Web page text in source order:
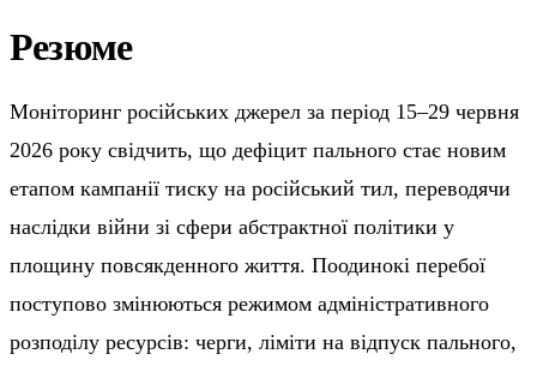
Резюме
Моніторинг російських джерел за період 15–29 червня
2026 року свідчить, що дефіцит пального стає новим
етапом кампанії тиску на російський тил, переводячи
наслідки війни зі сфери абстрактної політики у
площину повсякденного життя. Поодинокі перебої
поступово змінюються режимом адміністративного
розподілу ресурсів: черги, ліміти на відпуск пального,